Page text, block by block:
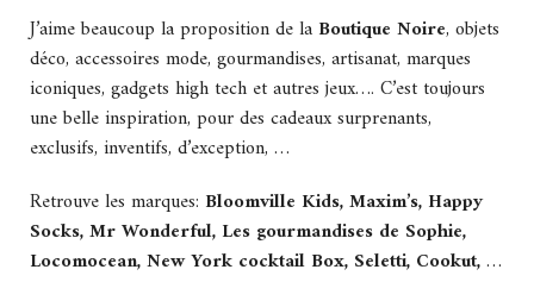
J’aime beaucoup la proposition de la Boutique Noire, objets
déco, accessoires mode, gourmandises, artisanat, marques
iconiques, gadgets high tech et autres jeux…. C’est toujours
une belle inspiration, pour des cadeaux surprenants,
exclusifs, inventifs, d’exception, …
Retrouve les marques: Bloomville Kids, Maxim’s, Happy
Socks, Mr Wonderful, Les gourmandises de Sophie,
Locomocean, New York cocktail Box, Seletti, Cookut,…